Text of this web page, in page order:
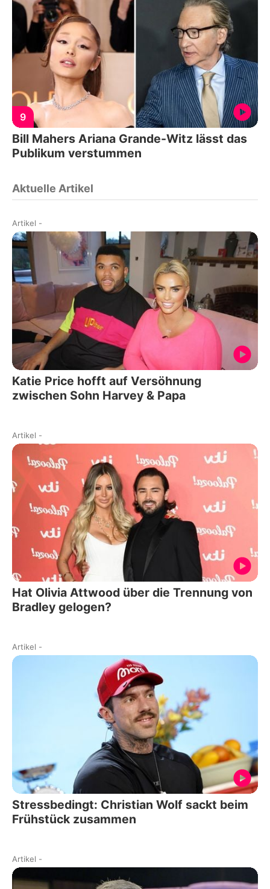
9
Bill Mahers Ariana Grande-Witz lässt das
Publikum verstummen
Aktuelle Artikel
Artikel -
Katie Price hofft auf Versöhnung
zwischen Sohn Harvey & Papa
Artikel -
Hat Olivia Attwood über die Trennung von
Bradley gelogen?
Artikel -
Stressbedingt: Christian Wolf sackt beim
Frühstück zusammen
Artikel -